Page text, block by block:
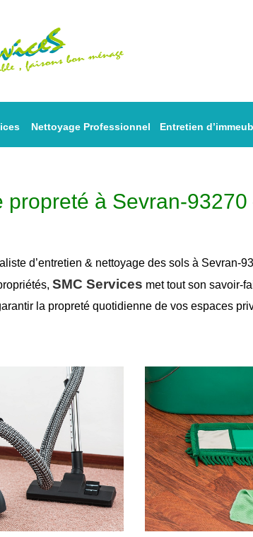
Nettoyage Professionnel Entretien
propreté à Sevran-
d’entretien & nettoyage des sols à Sevran-
SMC Services met tout son savoir-
la propreté quotidienne de vos espaces